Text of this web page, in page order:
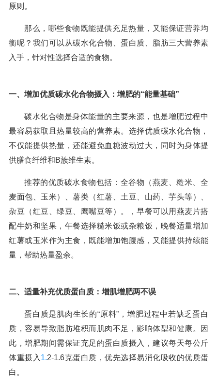
原则。
那么，哪些食物既能提供充足热量，又能保证营养均
衡呢？我们可以从碳水化合物、蛋白质、脂肪三大营养素
入手，针对性选择合适的食物。
一、增加优质碳水化合物摄入：增肥的“能量基础”
碳水化合物是身体能量的主要来源，也是增肥过程中
最容易获取且热量较高的营养素。选择优质碳水化合物，
不仅能提供热量，还能避免血糖波动过大，同时为身体提
供膳食纤维和B族维生素。
推荐的优质碳水食物包括：全谷物（燕麦、糙米、全
麦面包、玉米）、薯类（红薯、土豆、山药、芋头等）、
杂豆（红豆、绿豆、鹰嘴豆等）。，早餐可以用燕麦片搭
配牛奶和坚果，午餐选择糙米饭或杂粮饭，晚餐适量增加
红薯或玉米作为主食，既能增加饱腹感，又能提供持续能
量，帮助热量盈余。
二、适量补充优质蛋白质：增肌增肥两不误
蛋白质是肌肉生长的“原料”，增肥过程中若缺乏蛋白
质，容易导致脂肪堆积而肌肉不足，影响体型和健康。因
此，增肥期间需保证充足的蛋白质摄入，建议每天每公斤
体重摄入 1.2-1.6克蛋白质，优先选择易消化吸收的优质蛋
白。